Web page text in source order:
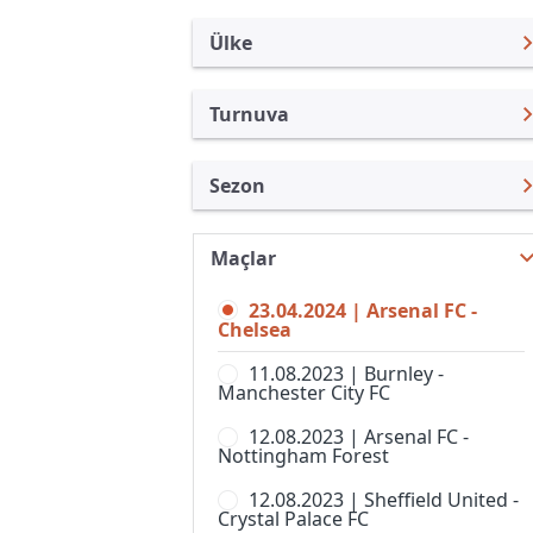
Ülke
İngiltere
Türkiye
Uluslararası
Uluslararası Kulüpler
Turkiye
İspanya
Almanya Amatör
Fransa
İtalya
Turnuva
Federasyon Kupası
İngiltere Lig Kupası
FA Cup,Elemeler
Football League Trophy
Lig 2
National League Cup
Sezon
Premier Lig 26/27
Premier Lig 25/26
Premier Lig 24/25
Premier Lig 22/23
Premier Lig 21/22
Premier Lig 20/21
Maçlar
23.04.2024 | Arsenal FC -
Chelsea
11.08.2023 | Burnley -
Manchester City FC
12.08.2023 | Arsenal FC -
Nottingham Forest
12.08.2023 | Sheffield United -
Crystal Palace FC